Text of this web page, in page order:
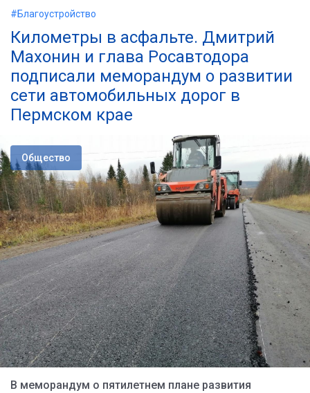
Наши интервью
#Благоустройство
Километры в асфальте. Дмитрий
Махонин и глава Росавтодора
подписали меморандум о развитии
сети автомобильных дорог в
Пермском крае
Общество
В меморандум о пятилетнем плане развития